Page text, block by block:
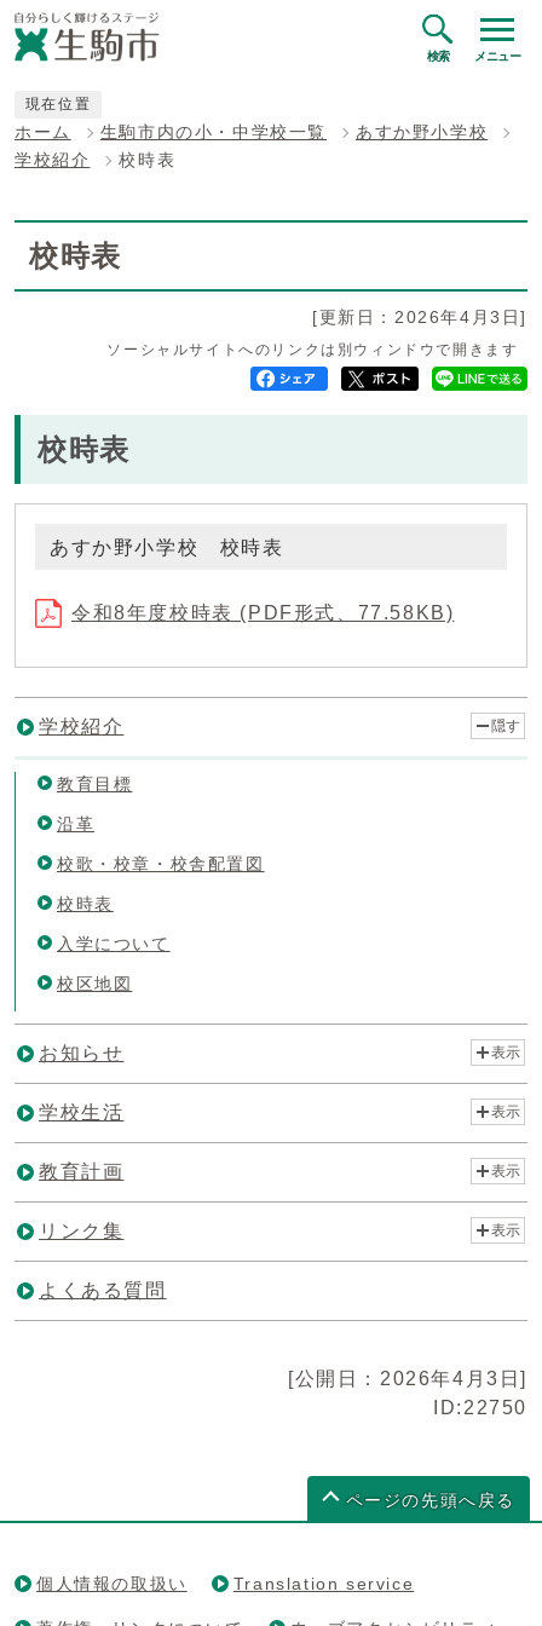
検索 メニュー
現在位置
ホーム 生駒市内の小・中学校一覧
あすか野小学校
学校紹介
校時表
校時表
[更新日：2026年4月3日]
ソーシャルサイトへのリンクは別ウィンドウで開きます
校時表
あすか野小学校 校時表
令和8年度校時表 (PDF形式、77.58KB)
学校紹介 隠す
教育目標
沿革
校歌・校章・校舎配置図
校時表
入学について
校区地図
お知らせ 表示
学校生活 表示
教育計画 表示
リンク集 表示
よくある質問
[公開日：2026年4月3日]
ID:22750
ページの先頭へ戻る
個人情報の取扱い Translation service